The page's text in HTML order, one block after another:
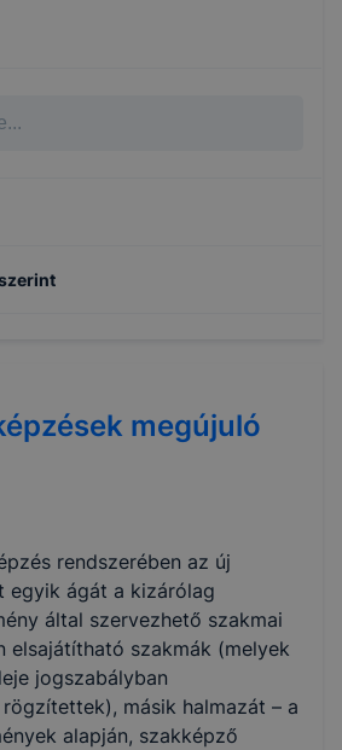
megújuló
rendszerében az új
egyik ágát a kizárólag
által szervezhető szakmai
elsajátítható szakmák (melyek
jogszabályban
másik halmazát – a
alapján, szakképző